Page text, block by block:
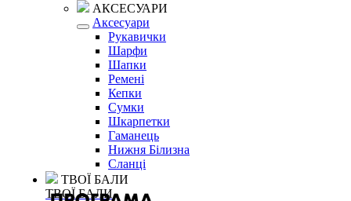
АКСЕСУАРИ
Аксесуари
Рукавички
Шарфи
Шапки
Ремені
Кепки
Сумки
Шкарпетки
Гаманець
Нижня Білизна
Сланці
ТВОЇ БАЛИ
ТВОЇ БАЛИ